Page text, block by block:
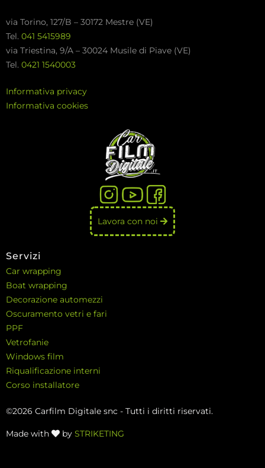
via Torino, 127/B – 30172 Mestre (VE)
Tel. 041 5415989
via Triestina, 9/A – 30024 Musile di Piave (VE)
Tel. 0421 1540003
Informativa privacy
Informativa cookies
Lavora con noi
Servizi
Car wrapping
Boat wrapping
Decorazione automezzi
Oscuramento vetri e fari
PPF
Vetrofanie
Windows film
Riqualificazione interni
Corso installatore
©2026 Carfilm Digitale snc - Tutti i diritti riservati.
Made with by STRIKETING